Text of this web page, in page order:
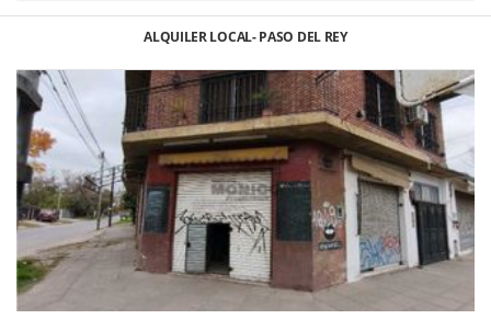
ALQUILER LOCAL- PASO DEL REY